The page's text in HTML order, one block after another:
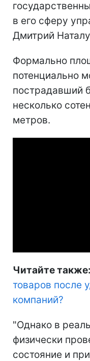
в его сферу
Дмитрий
Формально
потенциально
пострадавший
несколько
метров.
Читайте также:
товаров после
компаний?
"Однако в
физически
состояние и